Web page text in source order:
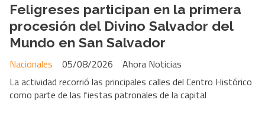
Feligreses participan en la primera
procesión del Divino Salvador del
Mundo en San Salvador
Ahora Noticias
Nacionales
05/08/2026
La actividad recorrió las principales calles del Centro Histórico
como parte de las fiestas patronales de la capital